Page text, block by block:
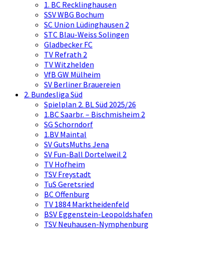
1. BC Recklinghausen
SSV WBG Bochum
SC Union Lüdinghausen 2
STC Blau-Weiss Solingen
Gladbecker FC
TV Refrath 2
TV Witzhelden
VfB GW Mülheim
SV Berliner Brauereien
2. Bundesliga Süd
Spielplan 2. BL Süd 2025/26
1.BC Saarbr. – Bischmisheim 2
SG Schorndorf
1.BV Maintal
SV GutsMuths Jena
SV Fun-Ball Dortelweil 2
TV Hofheim
TSV Freystadt
TuS Geretsried
BC Offenburg
TV 1884 Marktheidenfeld
BSV Eggenstein-Leopoldshafen
TSV Neuhausen-Nymphenburg